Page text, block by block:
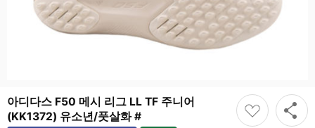
아디다스 F50 메시 리그 LL TF 주니어
(KK1372) 유소년/풋살화 #